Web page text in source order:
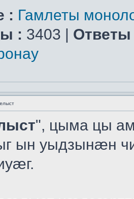
: Гамлеты
: 3403 | Ответы
", цыма цы
ын уыдзынæн